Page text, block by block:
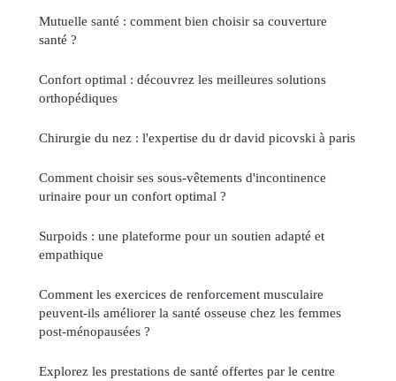
Mutuelle santé : comment bien choisir sa couverture
santé ?
Confort optimal : découvrez les meilleures solutions
orthopédiques
Chirurgie du nez : l'expertise du dr david picovski à paris
Comment choisir ses sous-vêtements d'incontinence
urinaire pour un confort optimal ?
Surpoids : une plateforme pour un soutien adapté et
empathique
Comment les exercices de renforcement musculaire
peuvent-ils améliorer la santé osseuse chez les femmes
post-ménopausées ?
Explorez les prestations de santé offertes par le centre